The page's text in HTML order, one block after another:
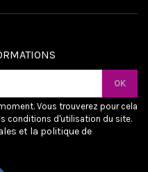
Vous trouverez pour cela
conditions d'utilisation du site.
et la politique de